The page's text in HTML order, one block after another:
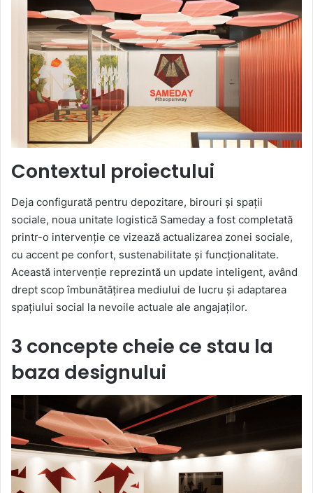
Contextul proiectului
Deja configurată pentru depozitare, birouri și spații
sociale, noua unitate logistică Sameday a fost completată
printr-o intervenție ce vizează actualizarea zonei sociale,
cu accent pe confort, sustenabilitate și funcționalitate.
Această intervenție reprezintă un update inteligent, având
drept scop îmbunătățirea mediului de lucru și adaptarea
spațiului social la nevoile actuale ale angajaților.
3 concepte cheie ce stau la
baza designului